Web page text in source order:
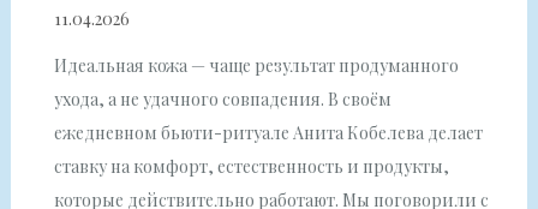
11.04.2026
Идеальная кожа — чаще результат продуманного
ухода, а не удачного совпадения. В своём
ежедневном бьюти-ритуале Анита Кобелева делает
ставку на комфорт, естественность и продукты,
которые действительно работают. Мы поговорили с